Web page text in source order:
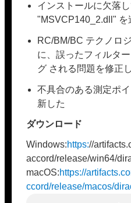
インストールに欠落
"MSVCP140_2.dll" を
RC/BM/BC テクノロ
に、誤ったフィルタ
グ される問題を修正し
不具合のある測定ポ
新した
ダウンロード
Windows:https://
accord/release/win64/
macOS:https://
ccord/release/macos/